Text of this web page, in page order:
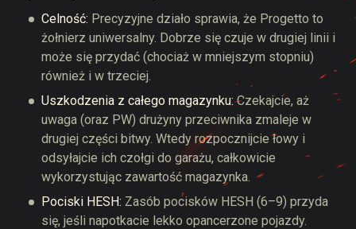
Celność: Precyzyjne działo sprawia, że Progetto to
żołnierz uniwersalny. Dobrze się czuje w drugiej linii i
może się przydać (chociaż w mniejszym stopniu)
również i w trzeciej.
Uszkodzenia z całego magazynku:Czekajcie, aż
uwaga (oraz PW) drużyny przeciwnika zmaleje w
drugiej części bitwy. Wtedy rozpocznijcie łowy i
odsyłajcie ich czołgi do garażu, całkowicie
wykorzystując zawartość magazynka.
Pociski HESH: Zasób pocisków HESH (6–9) przyda
się, jeśli napotkacie lekko opancerzone pojazdy.